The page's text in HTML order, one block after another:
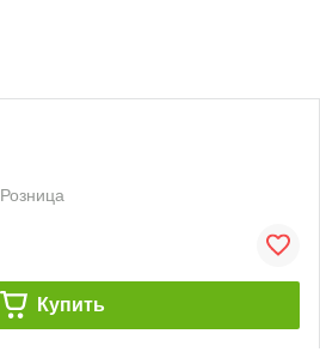
Розница
Купить